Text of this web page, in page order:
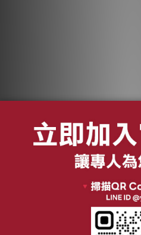
【私訊享優惠】
HITACHI日立 394L
變頻三門冰箱 RV41C
急速冷藏/冷凍 一鍵冰
NT$31,648
NT$34,400